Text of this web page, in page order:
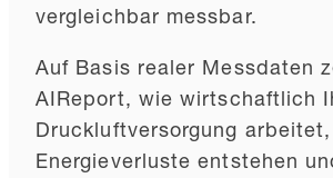
vergleichbar messbar.
Auf Basis realer Messdaten
AIReport, wie wirtschaftlich
Druckluftversorgung
Energieverluste entstehen